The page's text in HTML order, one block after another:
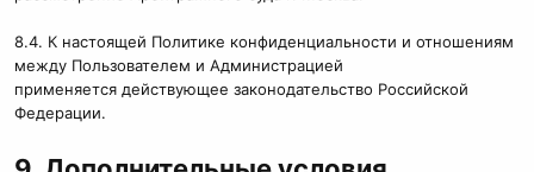
8.4. К настоящей Политике конфиденциальности и отношениям
между Пользователем и Администрацией
применяется действующее законодательство Российской
Федерации.